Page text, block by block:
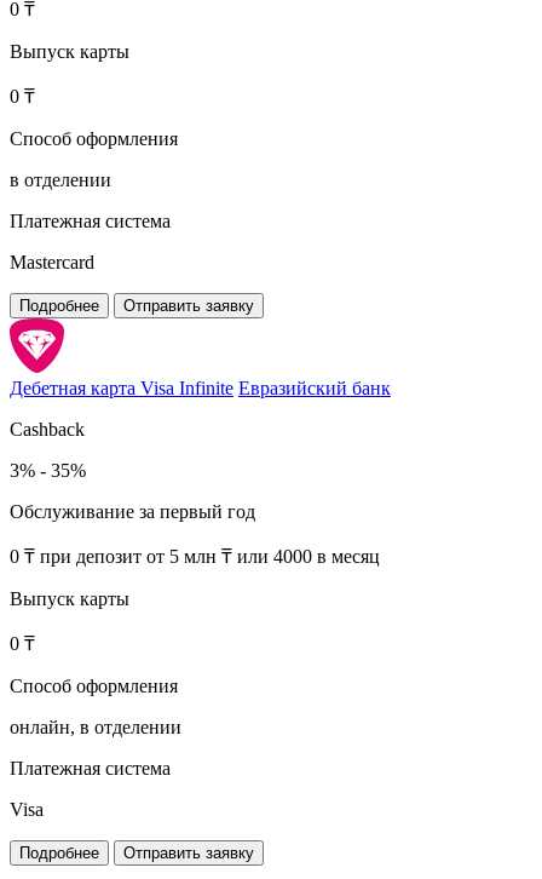
0 ₸
Выпуск карты
0 ₸
Способ оформления
в отделении
Платежная система
Mastercard
Подробнее Отправить заявку
Дебетная карта Visa Infinite Евразийский банк
Cashback
3% - 35%
Обслуживание за первый год
0 ₸ при депозит от 5 млн ₸ или 4000 в месяц
Выпуск карты
0 ₸
Способ оформления
онлайн, в отделении
Платежная система
Visa
Подробнее Отправить заявку